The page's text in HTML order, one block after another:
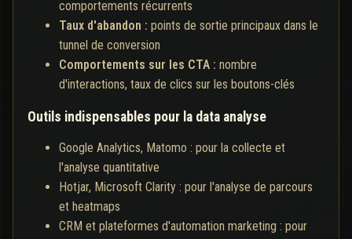
comportements récurrents
Taux d'abandon : points de sortie principaux dans le
tunnel de conversion
Comportements sur les CTA : nombre
d'interactions, taux de clics sur les boutons-clés
Outils indispensables pour la data analyse
Google Analytics, Matomo : pour la collecte et
l'analyse quantitative
Hotjar, Microsoft Clarity : pour l'analyse de parcours
et heatmaps
CRM et plateformes d'automation marketing : pour